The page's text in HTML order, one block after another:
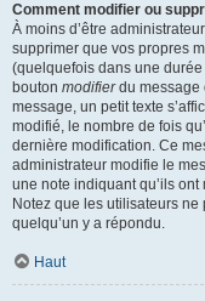
Comment modifier ou
À moins d’être
supprimer que vos propres
(quelquefois dans une
bouton modifierdu message
message, un petit texte
modifié, le nombre de fois
dernière modification. Ce
administrateur modifie le
une note indiquant qu’ils
Notez que les utilisateurs
quelqu’un y a répondu.
Haut